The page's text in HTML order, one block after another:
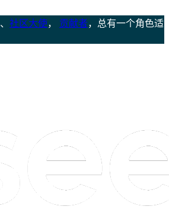
、 社区大使， 贡献者，总有一个角色适